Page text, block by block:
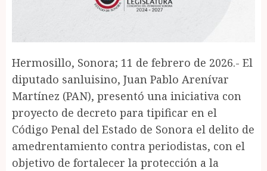
Hermosillo, Sonora; 11 de febrero de 2026.- El
diputado sanluisino, Juan Pablo Arenívar
Martínez (PAN), presentó una iniciativa con
proyecto de decreto para tipificar en el
Código Penal del Estado de Sonora el delito de
amedrentamiento contra periodistas, con el
objetivo de fortalecer la protección a la